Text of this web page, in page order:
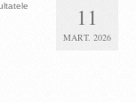
11
MART. 2026